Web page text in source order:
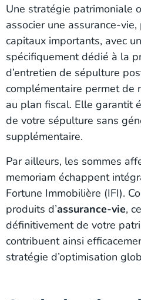
Une stratégie patrimoniale
associer une assurance-
capitaux importants, avec
spécifiquement dédié à la
d’entretien de sépulture
complémentaire permet de
au plan fiscal. Elle garantit
de votre sépulture sans
supplémentaire.
Par ailleurs, les sommes
memoriam échappent
Fortune Immobilière (IFI).
produits d’assurance-vie,
définitivement de votre
contribuent ainsi
stratégie d’optimisation